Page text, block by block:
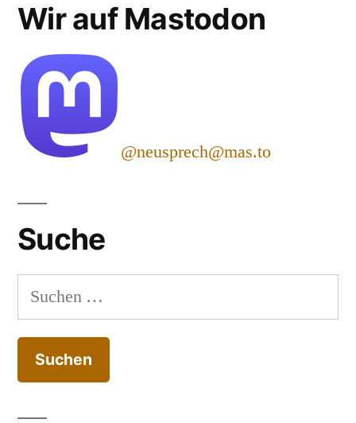
Wir auf Mastodon
@neusprech@mas.to
Suche
Suchen
nach: